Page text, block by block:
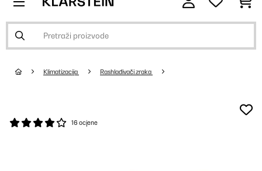
Klimatizacija Rashlađivači zraka
16 ocjene